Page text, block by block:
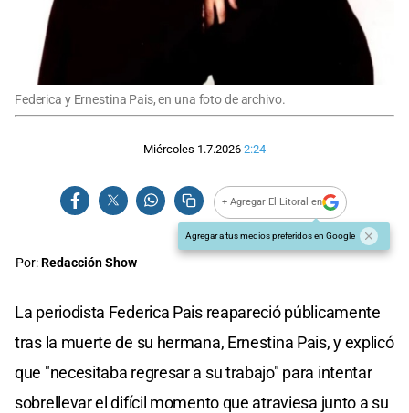
Federica y Ernestina Pais, en una foto de archivo.
Miércoles 1.7.2026 2:24
+ Agregar El Litoral en
Agregar a tus medios preferidos en Google
Por:Redacción Show
La periodista Federica Pais reapareció públicamente
tras la muerte de su hermana, Ernestina Pais, y explicó
que "necesitaba regresar a su trabajo" para intentar
sobrellevar el difícil momento que atraviesa junto a su